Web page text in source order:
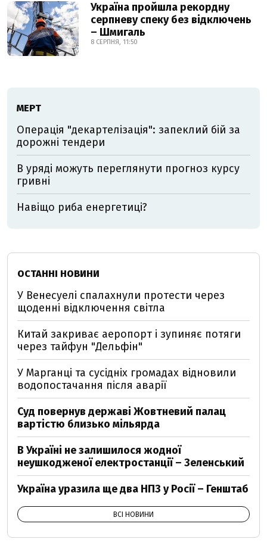
Україна пройшла рекордну
серпневу спеку без відключень
– Шмигаль
8 СЕРПНЯ, 11:50
МЕРТ
Операція "декартелізація": запеклий бій за
дорожні тендери
В уряді можуть переглянути прогноз курсу
гривні
Навіщо риба енергетиці?
ОСТАННІ НОВИНИ
У Венесуелі спалахнули протести через
щоденні відключення світла
Китай закриває аеропорт і зупиняє потяги
через тайфун "Дельфін"
У Марганці та сусідніх громадах відновили
водопостачання після аварії
Суд повернув державі Жовтневий палац
вартістю близько мільярда
В Україні не залишилося жодної
неушкодженої електростанції – Зеленський
Україна уразила ще два НПЗ у Росії – Генштаб
ВСІ НОВИНИ